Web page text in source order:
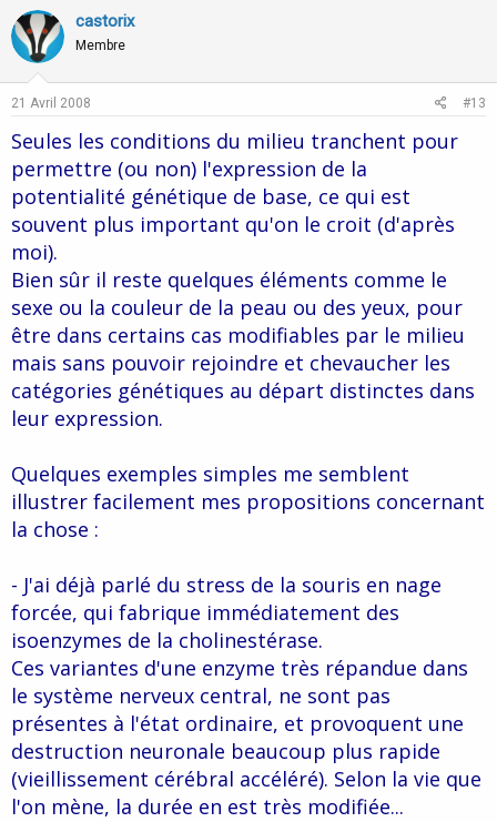
castorix
Membre
21 Avril 2008 #13
Seules les conditions du milieu tranchent pour
permettre (ou non) l'expression de la
potentialité génétique de base, ce qui est
souvent plus important qu'on le croit (d'après
moi).
Bien sûr il reste quelques éléments comme le
sexe ou la couleur de la peau ou des yeux, pour
être dans certains cas modifiables par le milieu
mais sans pouvoir rejoindre et chevaucher les
catégories génétiques au départ distinctes dans
leur expression.
Quelques exemples simples me semblent
illustrer facilement mes propositions concernant
la chose :
- J'ai déjà parlé du stress de la souris en nage
forcée, qui fabrique immédiatement des
isoenzymes de la cholinestérase.
Ces variantes d'une enzyme très répandue dans
le système nerveux central, ne sont pas
présentes à l'état ordinaire, et provoquent une
destruction neuronale beaucoup plus rapide
(vieillissement cérébral accéléré). Selon la vie que
l'on mène, la durée en est très modifiée...